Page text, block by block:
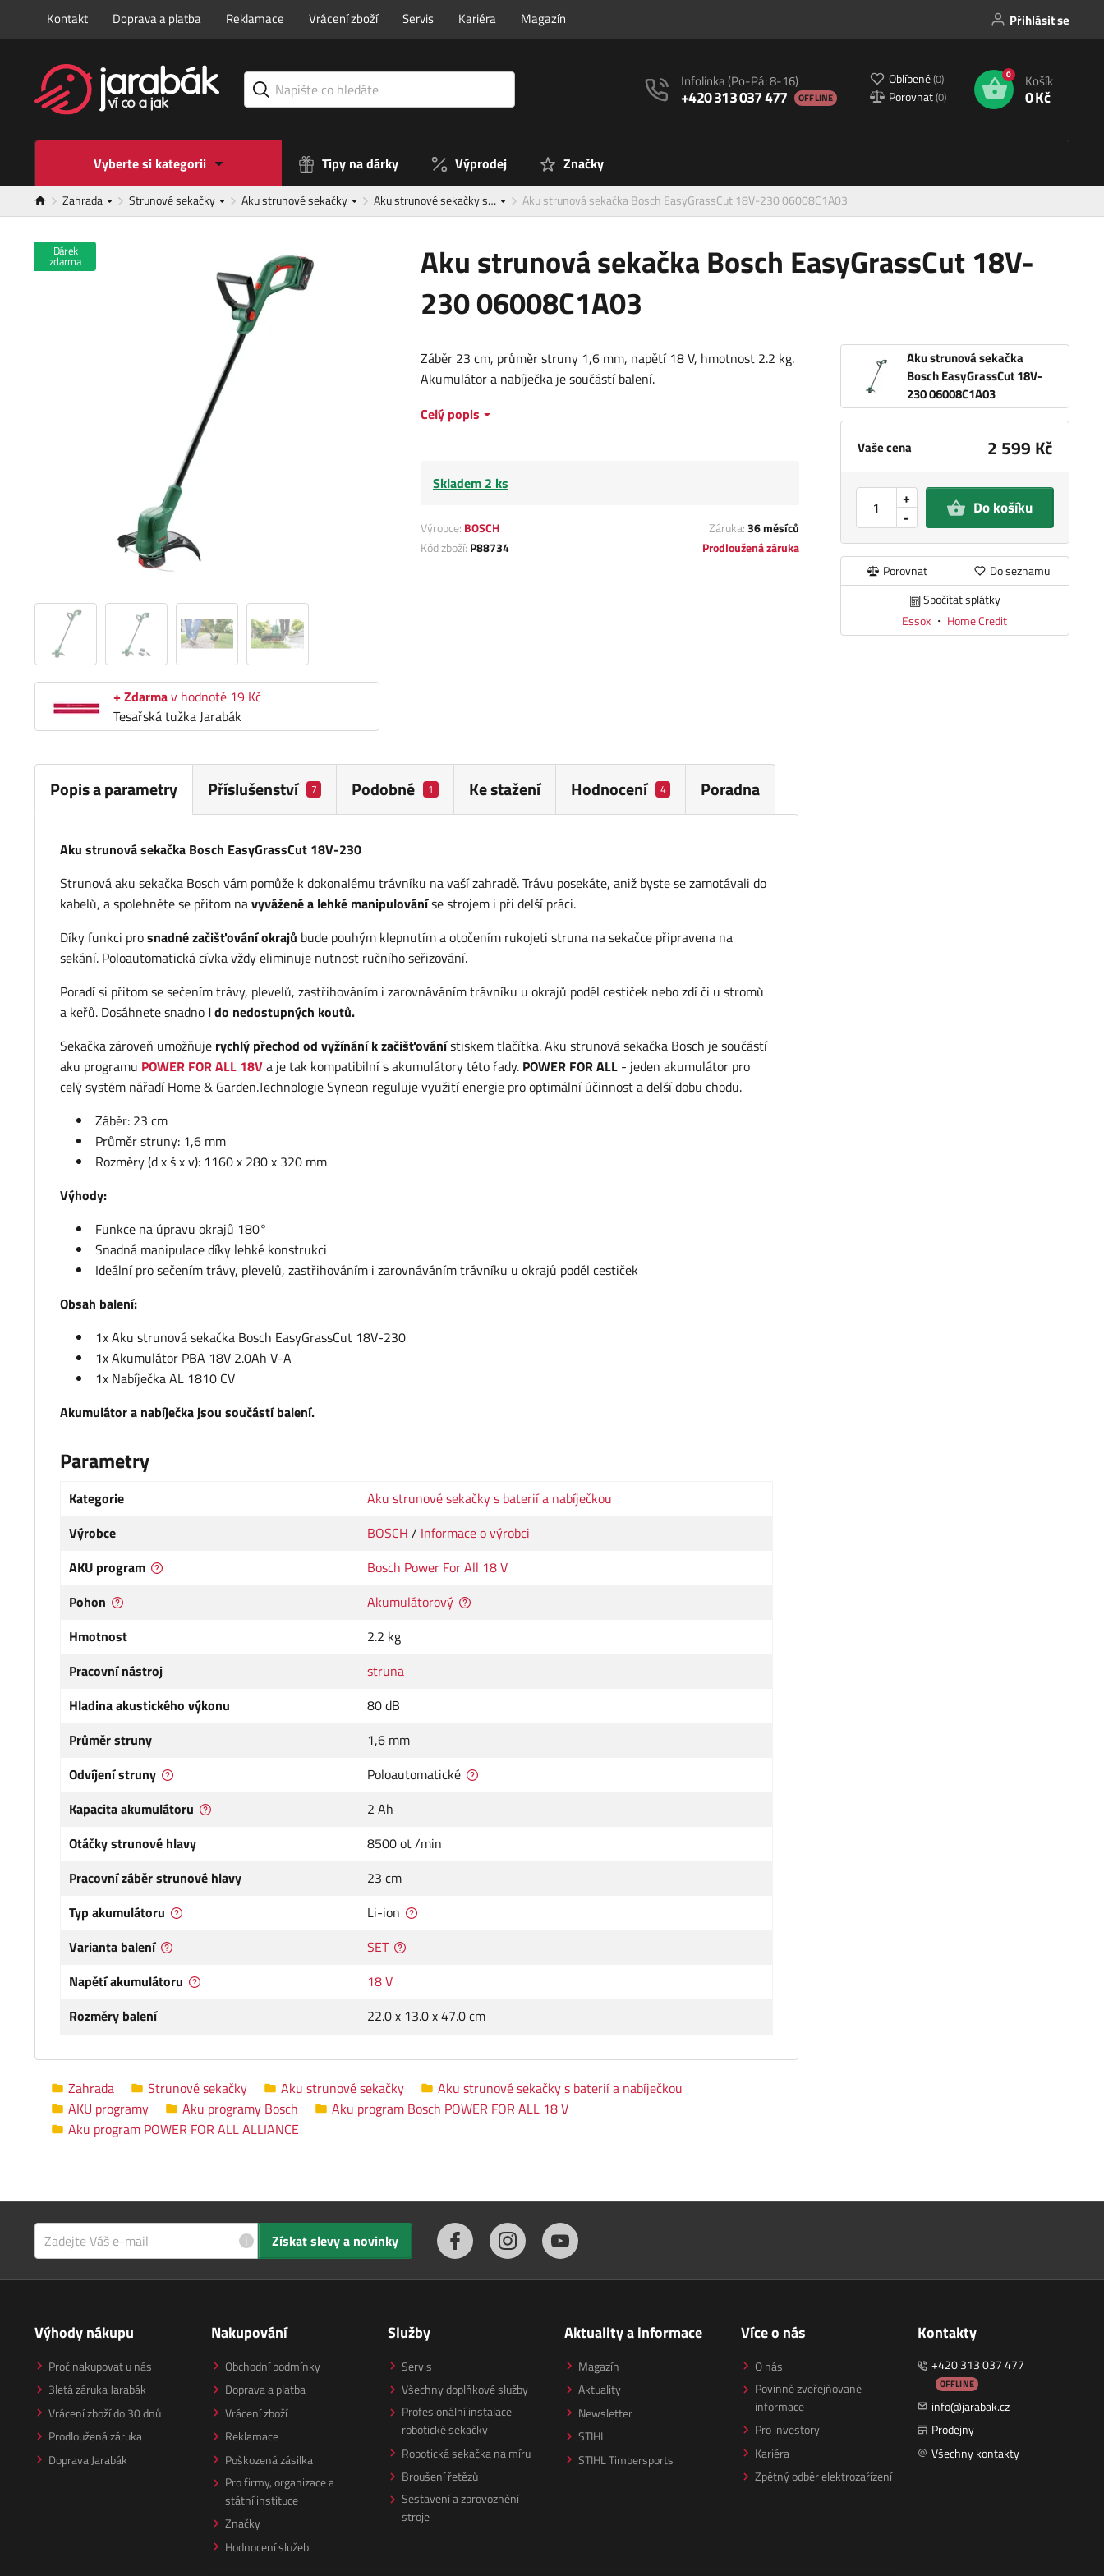
Kontakt Doprava a platba Reklamace Vrácení zboží Servis Kariéra Magazín Přihlásit se
Infolinka(Po-Pá: 8-16)
+420 313 037 477 OFFLINE
Oblíbené(0)
Porovnat(0)
0 Košík
0 Kč
Vyberte si kategorii Tipy na dárky Výprodej Značky
Zahrada Strunové sekačky Aku strunové sekačky Aku strunové sekačky s… Aku strunová sekačka Bosch EasyGrassCut 18V-230 06008C1A03
Aku strunová sekačka Bosch EasyGrassCut 18V-
230 06008C1A03
Dárek
zdarma
+ Zdarmav hodnotě 19 Kč
Tesařská tužka Jarabák
Aku strunová sekačka
Bosch EasyGrassCut 18V-
230 06008C1A03
Vaše cena 2 599 Kč
-
+ Do košíku
Porovnat
Do seznamu
Spočítat splátky
Essox ・ Home Credit
Záběr 23 cm, průměr struny 1,6 mm, napětí 18 V, hmotnost 2.2 kg.
Akumulátor a nabíječka je součástí balení.
Celý popis
Skladem 2 ks
Výrobce: BOSCH Záruka:36 měsíců
Kód zboží: P88734 Prodloužená záruka
Popis a parametry Příslušenství 7 Podobné 1 Ke stažení Hodnocení 4 Poradna
Aku strunová sekačka Bosch EasyGrassCut 18V-230
Strunová aku sekačka Bosch vám pomůže k dokonalému trávníku na vaší zahradě. Trávu posekáte, aniž byste se zamotávali do
kabelů, a spolehněte se přitom navyvážené a lehké manipulováníse strojem i při delší práci.
Díky funkci prosnadné začišťování okrajů bude pouhým klepnutím a otočením rukojeti struna na sekačce připravena na
sekání. Poloautomatická cívka vždy eliminuje nutnost ručního seřizování.
Poradí si přitom se sečením trávy, plevelů, zastřihováním i zarovnáváním trávníku u okrajů podél cestiček nebo zdí či u stromů
a keřů. Dosáhnete snadno i do nedostupných koutů.
Sekačka zároveň umožňuje rychlý přechod od vyžínání k začišťovánístiskem tlačítka. Aku strunová sekačka Bosch je součástí
aku programu POWER FOR ALL 18Va je tak kompatibilní s akumulátory této řady. POWER FOR ALL - jeden akumulátor pro
celý systém nářadí Home & Garden.Technologie Syneon reguluje využití energie pro optimální účinnost a delší dobu chodu.
Záběr: 23 cm
Průměr struny: 1,6 mm
Rozměry (d x š x v): 1160 x 280 x 320 mm
Výhody:
Funkce na úpravu okrajů 180°
Snadná manipulace díky lehké konstrukci
Ideální pro sečením trávy, plevelů, zastřihováním i zarovnáváním trávníku u okrajů podél cestiček
Obsah balení:
1x Aku strunová sekačka Bosch EasyGrassCut 18V-230
1x Akumulátor PBA 18V 2.0Ah V-A
1x Nabíječka AL 1810 CV
Akumulátor a nabíječka jsou součástí balení.
Parametry
Kategorie
Aku strunové sekačky s baterií a nabíječkou
Výrobce
BOSCH / Informace o výrobci
AKU program
Bosch Power For All 18 V
Pohon
Akumulátorový
Hmotnost
2.2 kg
Pracovní nástroj
struna
Hladina akustického výkonu
80 dB
Průměr struny
1,6 mm
Odvíjení struny
Poloautomatické
Kapacita akumulátoru
2 Ah
Otáčky strunové hlavy
8500 ot /min
Pracovní záběr strunové hlavy
23 cm
Typ akumulátoru
Li-ion
Varianta balení
SET
Napětí akumulátoru
18 V
Rozměry balení
22.0 x 13.0 x 47.0 cm
Zahrada Strunové sekačky Aku strunové sekačky
Aku strunové sekačky s baterií a nabíječkou
AKU programy
Aku programy Bosch
Aku program Bosch POWER FOR ALL 18 V
Aku program POWER FOR ALL ALLIANCE
i Získat slevy a novinky
Výhody nákupu
Proč nakupovat u nás
3letá záruka Jarabák
Vrácení zboží do 30 dnů
Prodloužená záruka
Doprava Jarabák
Nakupování
Obchodní podmínky
Doprava a platba
Vrácení zboží
Reklamace
Poškozená zásilka
Pro firmy, organizace a
státní instituce
Značky
Hodnocení služeb
Služby
Servis
Všechny doplňkové služby
Profesionální instalace
robotické sekačky
Robotická sekačka na míru
Broušení řetězů
Sestavení a zprovoznění
stroje
Aktuality a informace
Magazín
Aktuality
Newsletter
STIHL
STIHL Timbersports
Více o nás
O nás
Povinně zveřejňované
informace
Pro investory
Kariéra
Zpětný odběr elektrozařízení
Kontakty
+420 313 037 477
OFFLINE
info@jarabak.cz
Prodejny
Všechny kontakty